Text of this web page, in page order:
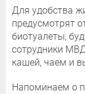
Для удобства
предусмотрят
биотуалеты,
сотрудники
кашей, чаем и
Напоминаем о